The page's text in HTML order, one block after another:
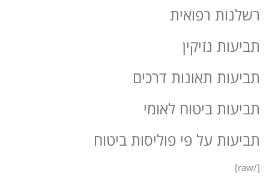
רשלנות רפואית
תביעות נזיקין
תביעות תאונות דרכים
תביעות ביטוח לאומי
תביעות על פי פוליסות ביטוח
[/raw]